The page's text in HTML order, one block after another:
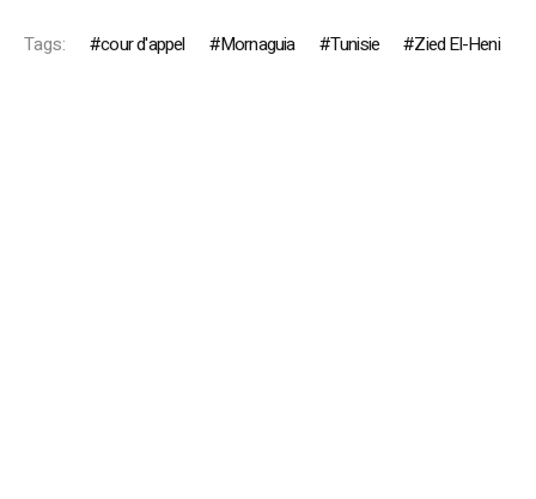
Tags: cour d'appel Mornaguia Tunisie Zied El-Heni